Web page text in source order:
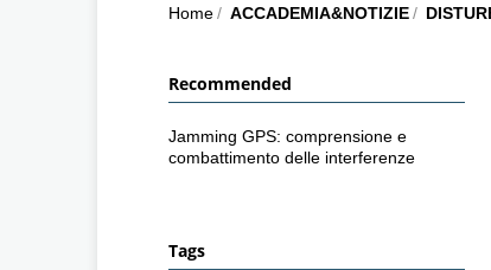
Home/ ACCADEMIA&NOTIZIE/
Recommended
Jamming GPS: comprensione e
combattimento delle interferenze
Tags